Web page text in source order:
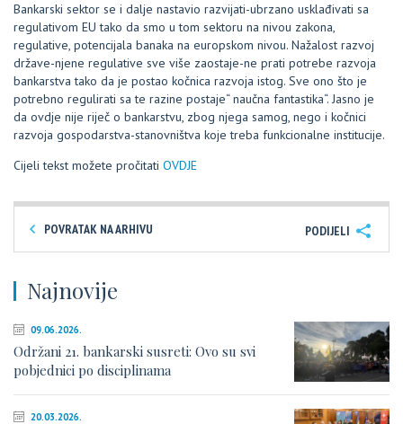
Bankarski sektor se i dalje nastavio razvijati-ubrzano usklađivati sa
regulativom EU tako da smo u tom sektoru na nivou zakona,
regulative, potencijala banaka na europskom nivou. Nažalost razvoj
države-njene regulative sve više zaostaje-ne prati potrebe razvoja
bankarstva tako da je postao kočnica razvoja istog. Sve ono što je
potrebno regulirati sa te razine postaje“ naučna fantastika“. Jasno je
da ovdje nije riječ o bankarstvu, zbog njega samog, nego i kočnici
razvoja gospodarstva-stanovništva koje treba funkcionalne institucije.
Cijeli tekst možete pročitati OVDJE
POVRATAK NA ARHIVU PODIJELI
Najnovije
09.06.2026.
Održani 21. bankarski susreti: Ovo su svi
pobjednici po disciplinama
20.03.2026.